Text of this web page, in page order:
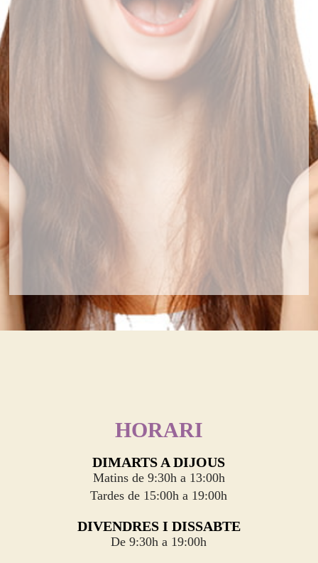
HORARI
DIMARTS A DIJOUS
Matins de 9:30h a 13:00h
Tardes de 15:00h a 19:00h
DIVENDRES I DISSABTE
De 9:30h a 19:00h